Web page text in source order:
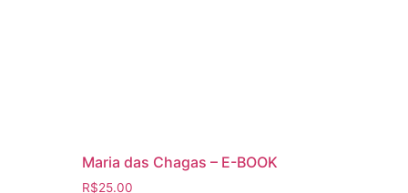
Maria das Chagas – E-BOOK
R$25.00